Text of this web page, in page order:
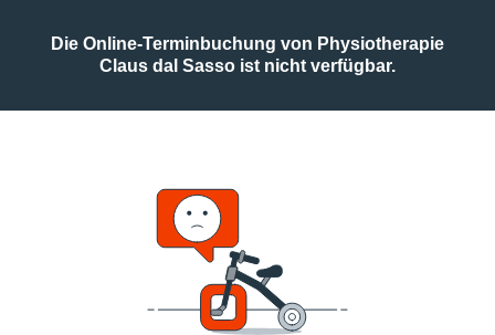
Die Online-Terminbuchung von Physiotherapie
Claus dal Sasso ist nicht verfügbar.